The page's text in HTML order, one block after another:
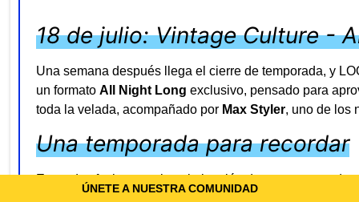
ÚNETE A NUESTRA COMUNIDAD
18 de julio: Vintage Culture -
Una semana después llega el cierre de temporada, y
un formato All Night Long exclusivo, pensado para
toda la velada, acompañado por Max Styler, uno de los
Una temporada para recordar
Estas dos fechas son la culminación de una temporada